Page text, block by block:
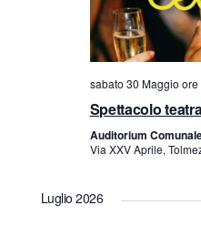
sabato 30 Maggio ore
Spettacolo
Auditorium
Via XXV Aprile,
Luglio 2026